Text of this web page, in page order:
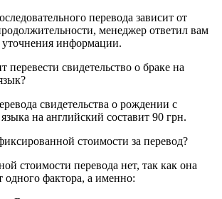
перевода зависит от
менеджер ответил вам
уточнения информации.
перевести свидетельство о браке на
свидетельства о рождении с
на английский составит 90 грн.
стоимости за перевод?
стоимости перевода нет, так как она
одного фактора, а именно: